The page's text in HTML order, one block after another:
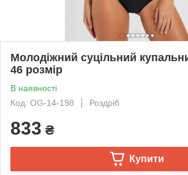
Молодіжний суцільний
46 розмір
В наявності
Код: OG-14-198
Роздріб
833 ₴
Купити